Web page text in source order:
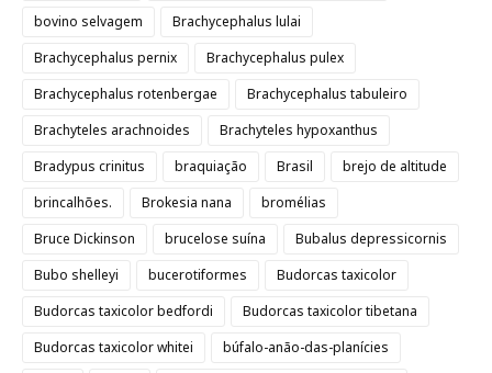
bovino selvagem
Brachycephalus lulai
Brachycephalus pernix
Brachycephalus pulex
Brachycephalus rotenbergae
Brachycephalus tabuleiro
Brachyteles arachnoides
Brachyteles hypoxanthus
Bradypus crinitus
braquiação Brasil
brejo de altitude
brincalhões.
Brokesia nana
bromélias
Bruce Dickinson
brucelose suína
Bubalus depressicornis
Bubo shelleyi
bucerotiformes
Budorcas taxicolor
Budorcas taxicolor bedfordi
Budorcas taxicolor tibetana
Budorcas taxicolor whitei
búfalo-anão-das-planícies